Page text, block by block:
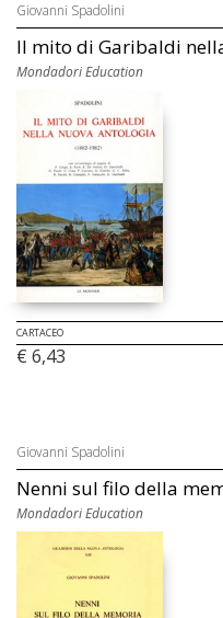
Giovanni Spadolini
Il mito di Garibaldi
Mondadori Education
CARTACEO
€ 6,43
Giovanni Spadolini
Nenni sul filo della
Mondadori Education